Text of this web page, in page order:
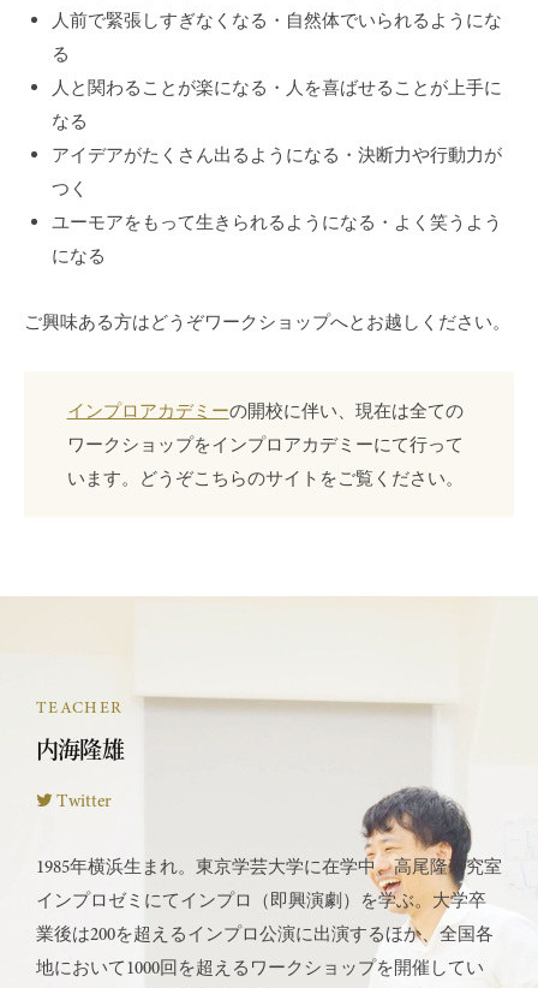
人前で緊張しすぎなくなる・自然体でいられるようにな
る
人と関わることが楽になる・人を喜ばせることが上手に
なる
アイデアがたくさん出るようになる・決断力や行動力が
つく
ユーモアをもって生きられるようになる・よく笑うよう
になる
ご興味ある方はどうぞワークショップへとお越しください。
インプロアカデミーの開校に伴い、現在は全ての
ワークショップをインプロアカデミーにて行って
います。どうぞこちらのサイトをご覧ください。
TEACHER
内海隆雄
Twitter
1985年横浜生まれ。東京学芸大学に在学中、高尾隆研究室
インプロゼミにてインプロ（即興演劇）を学ぶ。大学卒
業後は200を超えるインプロ公演に出演するほか、全国各
地において1000回を超えるワークショップを開催してい